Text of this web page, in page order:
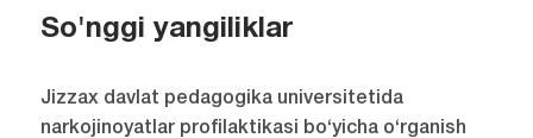
So'nggi yangiliklar
Jizzax davlat pedagogika universitetida
narkojinoyatlar profilaktikasi bo‘yicha o‘rganish